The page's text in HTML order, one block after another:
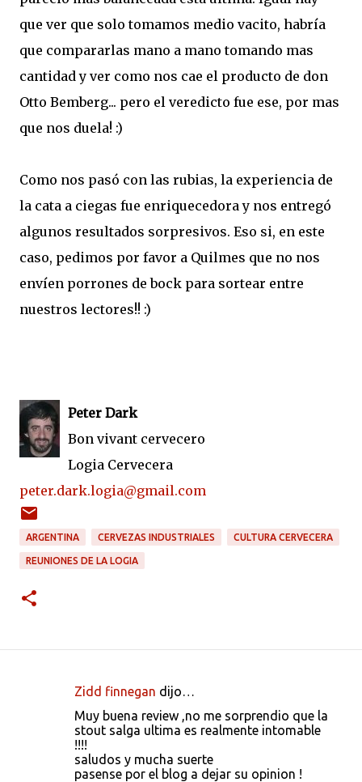
que ver que solo tomamos medio vacito, habría
que compararlas mano a mano tomando mas
cantidad y ver como nos cae el producto de don
Otto Bemberg... pero el veredicto fue ese, por mas
que nos duela! :)
Como nos pasó con las rubias, la experiencia de
la cata a ciegas fue enriquecedora y nos entregó
algunos resultados sorpresivos. Eso si, en este
caso, pedimos por favor a Quilmes que no nos
envíen porrones de bock para sortear entre
nuestros lectores!! :)
Peter Dark
Bon vivant cervecero
Logia Cervecera
peter.dark.logia@gmail.com
ARGENTINA CERVEZAS INDUSTRIALES CULTURA CERVECERA
REUNIONES DE LA LOGIA
Zidd finnegan dijo…
Muy buena review ,no me sorprendio que la
stout salga ultima es realmente intomable
!!!!
saludos y mucha suerte
pasense por el blog a dejar su opinion !